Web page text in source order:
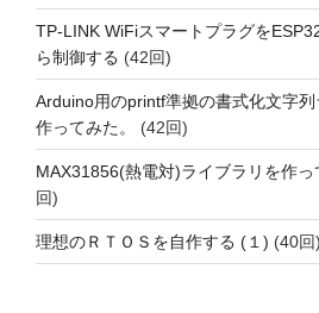
TP-LINK WiFiスマートプラグを
ら制御する (42回)
Arduino用のprintf準拠の書式化文字
作ってみた。
(42回)
MAX31856(熱電対)ライブラリを作っ
回)
理想のＲＴＯＳを自作する (１) (40回)